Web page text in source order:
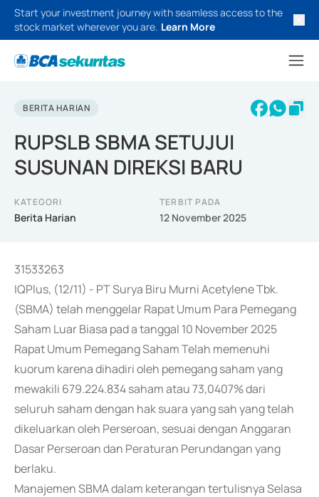
Start your investment journey with seamless access to the
stock market wherever you are. Learn More
BERITA HARIAN
RUPSLB SBMA SETUJUI
SUSUNAN DIREKSI BARU
KATEGORI
Berita Harian
TERBIT PADA
12 November 2025
31533263
IQPlus, (12/11) - PT Surya Biru Murni Acetylene Tbk.
(SBMA) telah menggelar Rapat Umum Para Pemegang
Saham Luar Biasa pad a tanggal 10 November 2025
Rapat Umum Pemegang Saham Telah memenuhi
kuorum karena dihadiri oleh pemegang saham yang
mewakili 679.224.834 saham atau 73,0407% dari
seluruh saham dengan hak suara yang sah yang telah
dikeluarkan oleh Perseroan, sesuai dengan Anggaran
Dasar Perseroan dan Peraturan Perundangan yang
berlaku.
Manajemen SBMA dalam keterangan tertulisnya Selasa